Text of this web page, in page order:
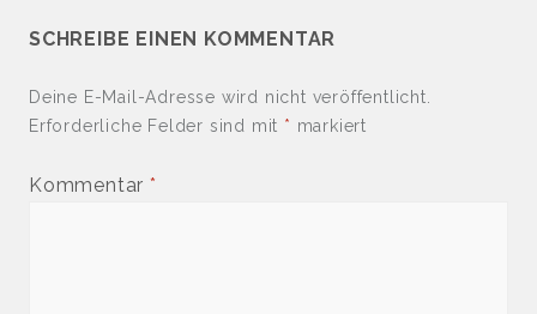
SCHREIBE EINEN KOMMENTAR
Deine E-Mail-Adresse wird nicht veröffentlicht.
Erforderliche Felder sind mit * markiert
Kommentar*